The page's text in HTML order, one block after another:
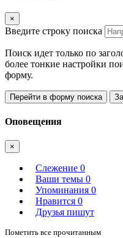
×
Введите строку поиска
Поиск идет только по
более тонкие настройки
форму.
Перейти в форму поиска
Оповещения
×
Слежение 0
Ваши темы 0
Упоминания 0
Нравится 0
Друзья пишут
Пометить все прочитанным